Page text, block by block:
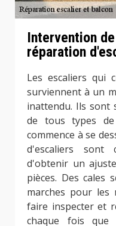
Intervention
réparation
Les escaliers qui
surviennent à un
inattendu. Ils sont
de tous types
commence à se
d'escaliers sont
d'obtenir un
pièces. Des cales
marches pour les
faire inspecter et
chaque fois que